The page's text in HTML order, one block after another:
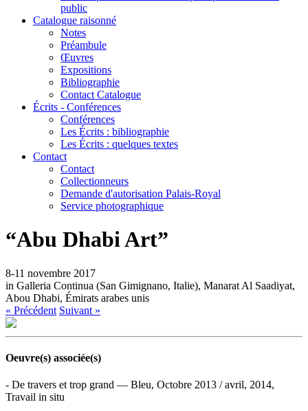
public
Catalogue raisonné
Notes
Préambule
Œuvres
Expositions
Bibliographie
Contact Catalogue
Écrits - Conférences
Conférences
Les Écrits : bibliographie
Les Écrits : quelques textes
Contact
Contact
Collectionneurs
Demande d'autorisation Palais-Royal
Service photographique
“Abu Dhabi Art”
8-11 novembre 2017
in Galleria Continua (San Gimignano, Italie), Manarat Al Saadiyat,
Abou Dhabi, Émirats arabes unis
« Précédent Suivant »
Oeuvre(s) associée(s)
- De travers et trop grand — Bleu, Octobre 2013 / avril, 2014,
Travail in situ